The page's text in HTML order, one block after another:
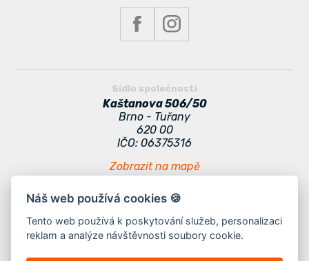
Náš web používá cookies 🍪
Tento web používá k poskytování služeb, personalizaci
reklam a analýze návštěvnosti soubory cookie.
Sídlo společnosti
Kaštanova 506/50
Brno - Tuřany
620 00
IČO: 06375316
Zobrazit na mapě
Zajímavé odkazy
Odběr novinek
Kontakt
Doporučení
Jak vybrat stan